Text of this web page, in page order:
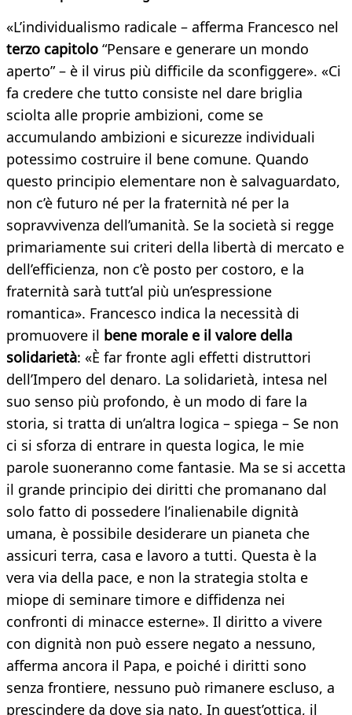
«L’individualismo radicale – afferma Francesco nel
terzo capitolo “Pensare e generare un mondo
aperto” – è il virus più difficile da sconfiggere». «Ci
fa credere che tutto consiste nel dare briglia
sciolta alle proprie ambizioni, come se
accumulando ambizioni e sicurezze individuali
potessimo costruire il bene comune. Quando
questo principio elementare non è salvaguardato,
non c’è futuro né per la fraternità né per la
sopravvivenza dell’umanità. Se la società si regge
primariamente sui criteri della libertà di mercato e
dell’efficienza, non c’è posto per costoro, e la
fraternità sarà tutt’al più un’espressione
romantica». Francesco indica la necessità di
promuovere il bene morale e il valore della
solidarietà: «È far fronte agli effetti distruttori
dell’Impero del denaro. La solidarietà, intesa nel
suo senso più profondo, è un modo di fare la
storia, si tratta di un’altra logica – spiega – Se non
ci si sforza di entrare in questa logica, le mie
parole suoneranno come fantasie. Ma se si accetta
il grande principio dei diritti che promanano dal
solo fatto di possedere l’inalienabile dignità
umana, è possibile desiderare un pianeta che
assicuri terra, casa e lavoro a tutti. Questa è la
vera via della pace, e non la strategia stolta e
miope di seminare timore e diffidenza nei
confronti di minacce esterne». Il diritto a vivere
con dignità non può essere negato a nessuno,
afferma ancora il Papa, e poiché i diritti sono
senza frontiere, nessuno può rimanere escluso, a
prescindere da dove sia nato. In quest’ottica, il